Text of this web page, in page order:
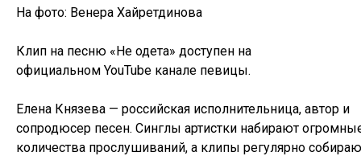
На фото: Венера Хайретдинова
Клип на песню «Не одета» доступен на
официальном YouTube канале певицы.
Елена Князева — российская исполнительница, автор и
сопродюсер песен. Синглы артистки набирают
количества прослушиваний, а клипы регулярно